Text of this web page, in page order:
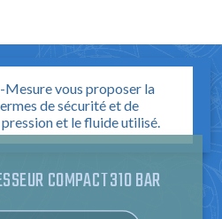
Mesure vous proposer la
de sécurité et de
et le fluide utilisé.
COMPACT 310 BAR